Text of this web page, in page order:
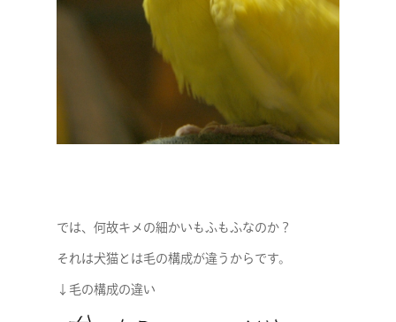
では、何故キメの細かいもふもふなのか？
それは犬猫とは毛の構成が違うからです。
↓毛の構成の違い